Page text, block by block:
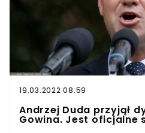
19.03.2022 08:59
Andrzej Duda przyjął
Gowina. Jest oficjalne